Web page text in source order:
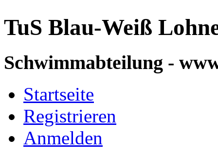
TuS Blau-Weiß
Schwimmabteilung -
Startseite
Registrieren
Anmelden